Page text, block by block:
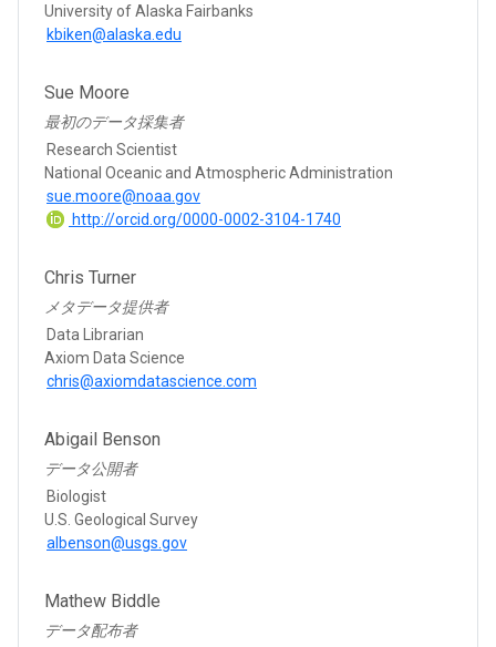
University of Alaska Fairbanks
kbiken@alaska.edu
Sue Moore
最初のデータ採集者
Research Scientist
National Oceanic and Atmospheric Administration
sue.moore@noaa.gov
http://orcid.org/0000-0002-3104-1740
Chris Turner
メタデータ提供者
Data Librarian
Axiom Data Science
chris@axiomdatascience.com
Abigail Benson
データ公開者
Biologist
U.S. Geological Survey
albenson@usgs.gov
Mathew Biddle
データ配布者